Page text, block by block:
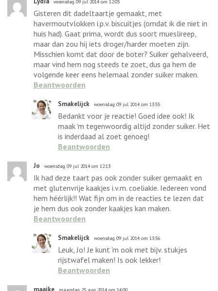
woensdag 09 jul 2014 om 12:05
Gisteren dit dadeltaartje gemaakt, met
havermoutvlokken i.p.v. biscuitjes (omdat ik die niet in
huis had). Gaat prima, wordt dus soort mueslireep,
maar dan zou hij iets droger/harder moeten zijn.
Misschien komt dat door de boter? Suiker gehalveerd,
maar vind hem nog steeds te zoet, dus ga hem de
volgende keer eens helemaal zonder suiker maken.
Beantwoorden
Smakelijck woensdag 09 jul 2014 om 13:55
Bedankt voor je reactie! Goed idee ook! Ik
maak 'm tegenwoordig altijd zonder suiker. Het
is inderdaad al zoet genoeg!
Beantwoorden
Jo woensdag 09 jul 2014 om 12:13
Ik had deze taart pas ook zonder suiker gemaakt en
met glutenvrije kaakjes i.v.m. coeliakie. Iedereen vond
hem héérlijk!! Wat fijn om in de reacties te lezen dat
je hem dus ook zonder kaakjes kan maken.
Beantwoorden
Smakelijck woensdag 09 jul 2014 om 13:56
Leuk, Jo! Je kunt 'm ook met bijv. stukjes
rijstwafel maken! Is ook lekker!
Beantwoorden
maaike maandag 25 aug 2014 om 14:00